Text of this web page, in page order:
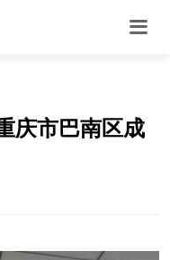
庆市巴南区成